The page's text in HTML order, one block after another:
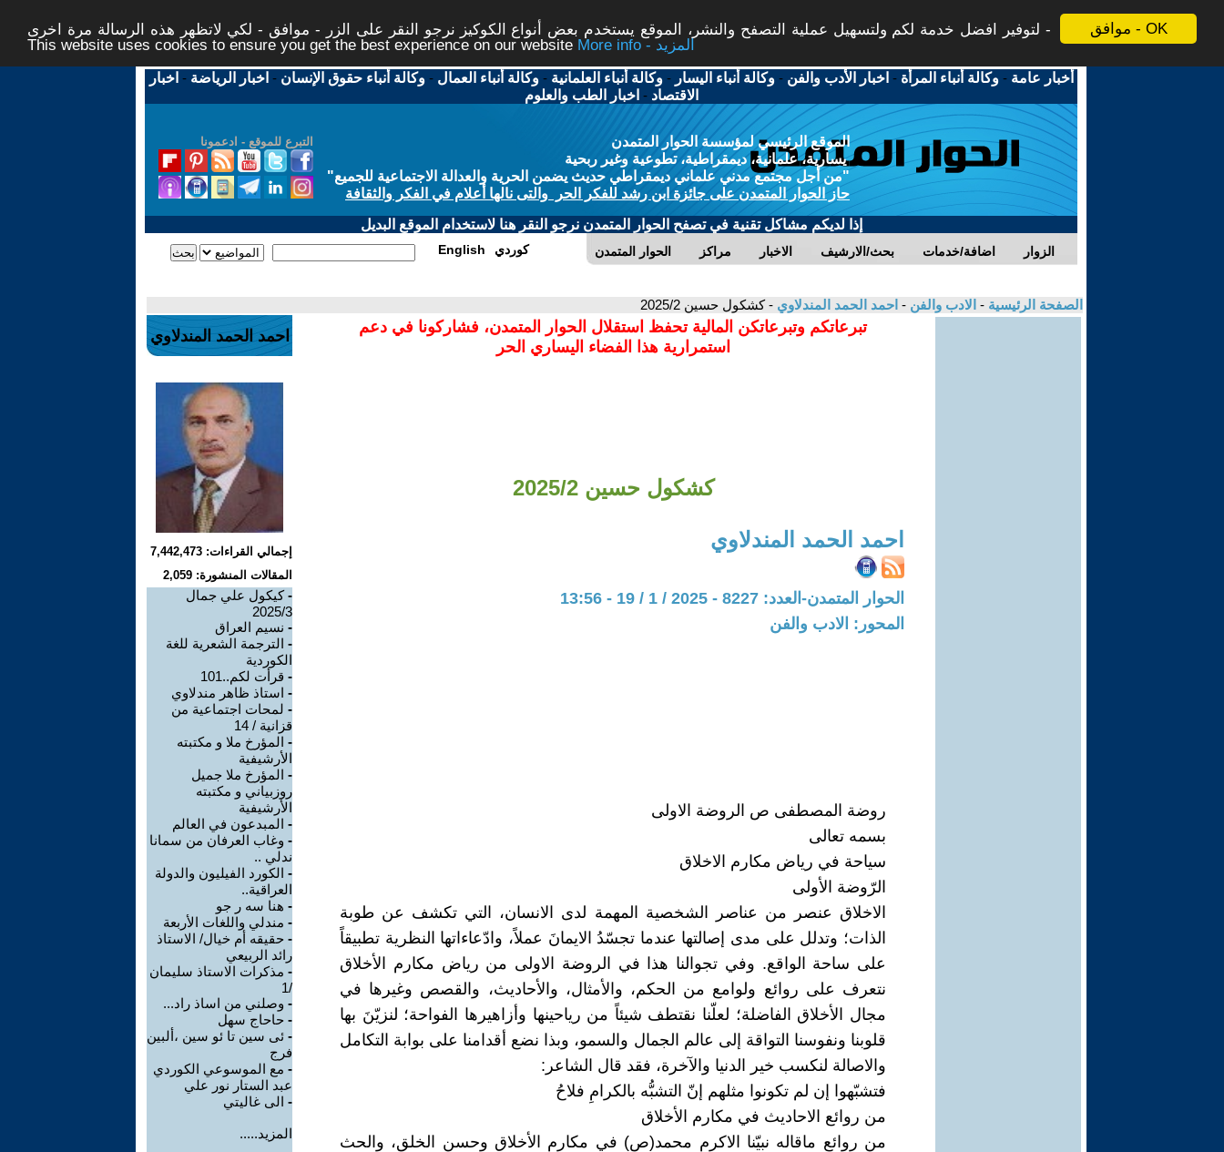
موافق - OK
لتوفير افضل خدمة لكم ولتسهيل عملية التصفح والنشر، الموقع يستخدم بعض أنواع الكوكيز نرجو النقر على الزر - موافق - لكي لاتظهر هذه الرسالة مرة اخرى -
This website uses cookies to ensure you get the best experience on our website
More info - المزيد
أخبار عامة -وكالة أنباء المرأة - اخبار الأدب والفن -وكالة أنباء اليسار -وكالة أنباء العلمانية -وكالة أنباء العمال -وكالة أنباء حقوق الإنسان - اخبار الرياضة - اخبار
الاقتصاد - اخبار الطب والعلوم
التبرع للموقع - ادعمونا
الموقع الرئيسي لمؤسسة الحوار المتمدن
يسارية، علمانية، ديمقراطية، تطوعية وغير ربحية
"من أجل مجتمع مدني علماني ديمقراطي حديث يضمن الحرية والعدالة الاجتماعية للجميع"
حاز الحوار المتمدن على جائزة ابن رشد للفكر الحر والتى نالها أعلام في الفكر والثقافة
إذا لديكم مشاكل تقنية في تصفح الحوار المتمدن نرجو النقر هنا لاستخدام الموقع البديل
الحوار المتمدن مراكز الاخبار بحث/الارشيف اضافة/خدمات الزوار English كوردي
الصفحة الرئيسية - الادب والفن - احمد الحمد المندلاوي - كشكول حسين 2025/2
تبرعاتكم وتبرعاتكن المالية تحفظ استقلال الحوار المتمدن، فشاركونا في دعم
استمرارية هذا الفضاء اليساري الحر
كشكول حسين 2025/2
احمد الحمد المندلاوي
الحوار المتمدن-العدد: 8227 - 2025 / 1 / 19 - 13:56
المحور: الادب والفن
روضة المصطفى ص الروضة الاولى
بسمه تعالى
سياحة في رياض مكارم الاخلاق
الرّوضة الأولى
الاخلاق عنصر من عناصر الشخصية المهمة لدى الانسان، التي تكشف عن طوبة
الذات؛ وتدلل على مدى إصالتها عندما تجسّدُ الايمانَ عملاً، وادّعاءاتها النظرية تطبيقاً
على ساحة الواقع. وفي تجوالنا هذا في الروضة الاولى من رياض مكارم الأخلاق
نتعرف على روائع ولوامع من الحكم، والأمثال، والأحاديث، والقصص وغيرها في
مجال الأخلاق الفاضلة؛ لعلّنا نقتطف شيئاً من رياحينها وأزاهيرها الفواحة؛ لنزيّنَ بها
قلوبنا ونفوسنا التواقة إلى عالم الجمال والسمو، وبذا نضع أقدامنا على بوابة التكامل
والاصالة لنكسب خير الدنيا والآخرة، فقد قال الشاعر:
فتشبّهوا إن لم تكونوا مثلهم إنّ التشبُّه بالكرامِ فلاحُ
من روائع الاحاديث في مكارم الأخلاق
من روائع ماقاله نبيّنا الاكرم محمد(ص) في مكارم الأخلاق وحسن الخلق، والحث
احمد الحمد المندلاوي
إجمالي القراءات: 7,442,473
المقالات المنشورة: 2,059
-كيكول علي جمال
2025/3
- نسيم العراق
- الترجمة الشعرية للغة
الكوردية
- قرأت لكم..101
- استاذ ظاهر مندلاوي
- لمحات اجتماعية من
قزانية / 14
- المؤرخ ملا و مكتبته
الأرشيفية
- المؤرخ ملا جميل
روزبياني و مكتبته
الأرشيفية
- المبدعون في العالم
- وغاب العرفان من سمانا
ندلي ..
- الكورد الفيليون والدولة
العراقية..
- هنا سه ر جو
- مندلي واللغات الأربعة
- حقيقه أم خيال/ الاستاذ
رائد الربيعي
- مذكرات الاستاذ سليمان
/1
- وصلني من اساذ راد...
- حاحاج سهل
- ئى سين تا ئو سين ،ألبين
فرج
- مع الموسوعي الكوردي
عبد الستار نور علي
- الى غاليتي
المزيد.....